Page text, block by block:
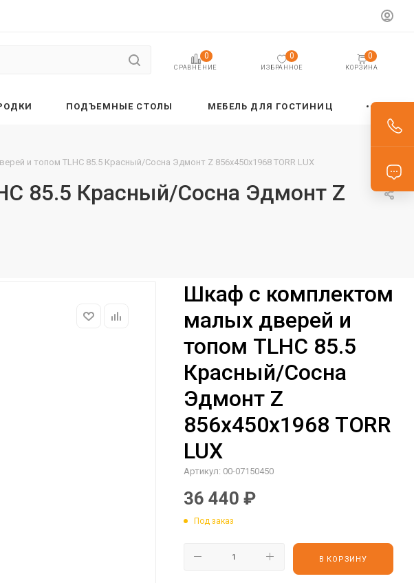
СРАВНЕНИЕ
0
ИЗБРАННОЕ
0
КОРЗИНА
0
ПОДЪЕМНЫЕ СТОЛЫ МЕБЕЛЬ ДЛЯ ГОСТИНИЦ
и топом TLHC 85.5 Красный/Сосна Эдмонт Z 856х450х1968 TORR LUX
85.5 Красный/Сосна Эдмонт Z
Шкаф с комплектом
малых дверей и
топом TLHC 85.5
Красный/Сосна
Эдмонт Z
856х450х1968 TORR
LUX
Артикул: 00-07150450
36 440 ₽
Под заказ
В КОРЗИНУ